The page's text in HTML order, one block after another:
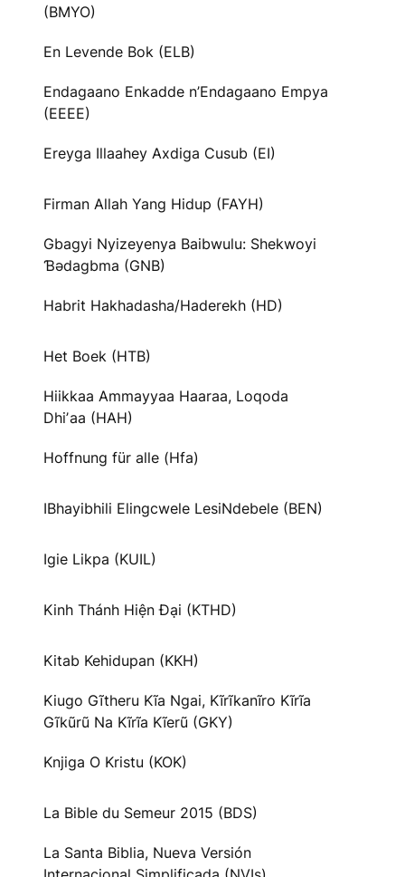
(BMYO)
En Levende Bok (ELB)
Endagaano Enkadde n’Endagaano Empya
(EEEE)
Ereyga Illaahey Axdiga Cusub (EI)
Firman Allah Yang Hidup (FAYH)
Gbagyi Nyizeyenya Baibwulu: Shekwoyi
Ɓədagbma (GNB)
Habrit Hakhadasha/Haderekh (HD)
Het Boek (HTB)
Hiikkaa Ammayyaa Haaraa, Loqoda
Dhiʼaa (HAH)
Hoffnung für alle (Hfa)
IBhayibhili Elingcwele LesiNdebele (BEN)
Igie Likpa (KUIL)
Kinh Thánh Hiện Đại (KTHD)
Kitab Kehidupan (KKH)
Kiugo Gĩtheru Kĩa Ngai, Kĩrĩkanĩro Kĩrĩa
Gĩkũrũ Na Kĩrĩa Kĩerũ (GKY)
Knjiga O Kristu (KOK)
La Bible du Semeur 2015 (BDS)
La Santa Biblia, Nueva Versión